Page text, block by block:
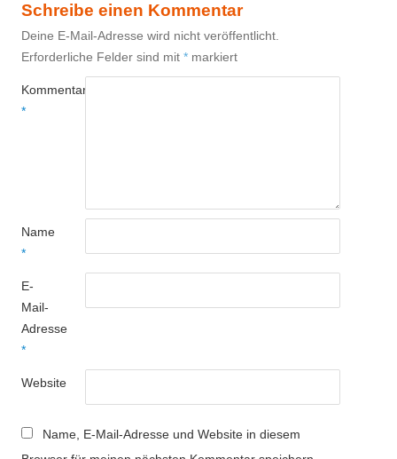
Schreibe einen Kommentar
Deine E-Mail-Adresse wird nicht veröffentlicht.
Erforderliche Felder sind mit * markiert
Kommentar
*
Name
*
E-
Mail-
Adresse
*
Website
Name, E-Mail-Adresse und Website in diesem